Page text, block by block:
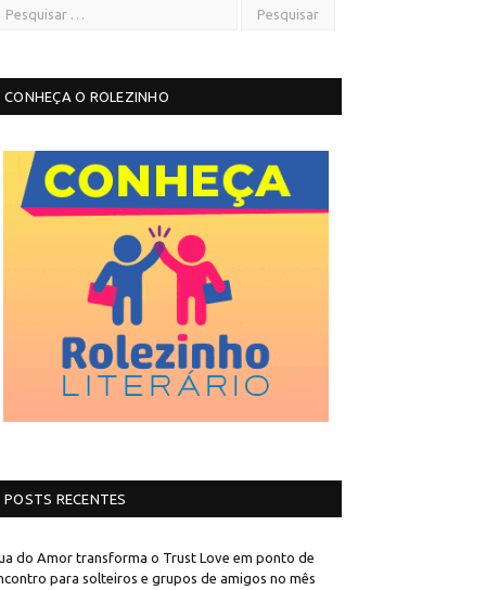
CONHEÇA O ROLEZINHO
POSTS RECENTES
do Amor transforma o Trust Love em ponto de
para solteiros e grupos de amigos no mês